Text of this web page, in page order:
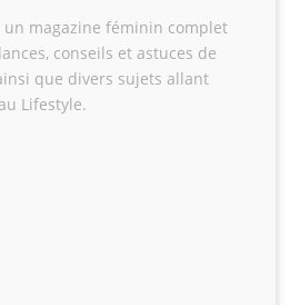
un magazine féminin complet
conseils et astuces de
que divers sujets allant
Lifestyle.